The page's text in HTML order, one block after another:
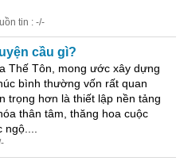
tin : -/-
cầu gì?
Thế Tôn, mong ước xây dựng
bình thường vốn rất quan
trọng hơn là thiết lập nền tảng
thân tâm, thăng hoa cuộc